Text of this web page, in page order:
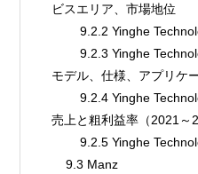
ビスエリア、市場地位
9.2.2 Yinghe
        9.2.3 Yinghe Technology リチウム電池組立装置
モデル、仕様、アプリケ
        9.2.4 Yinghe Technology リチウム電池組立装置
売上と粗利益率（2021～
9.2.5 Yinghe
    9.3 Manz